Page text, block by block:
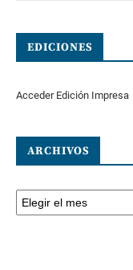
EDICIONES
Acceder Edición Impresa
ARCHIVOS